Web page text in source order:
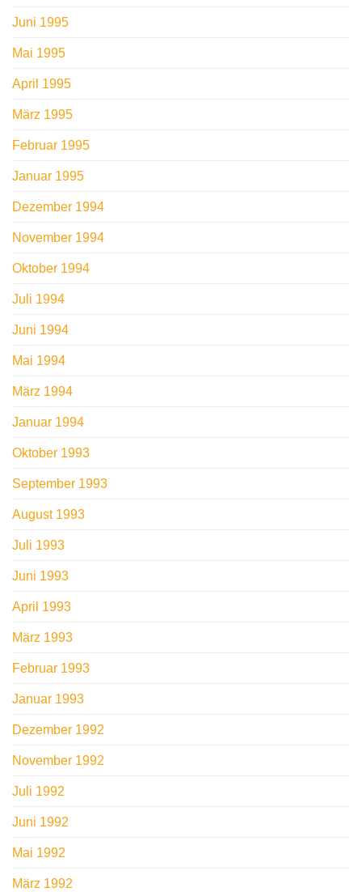
Juni 1995
Mai 1995
April 1995
März 1995
Februar 1995
Januar 1995
Dezember 1994
November 1994
Oktober 1994
Juli 1994
Juni 1994
Mai 1994
März 1994
Januar 1994
Oktober 1993
September 1993
August 1993
Juli 1993
Juni 1993
April 1993
März 1993
Februar 1993
Januar 1993
Dezember 1992
November 1992
Juli 1992
Juni 1992
Mai 1992
März 1992